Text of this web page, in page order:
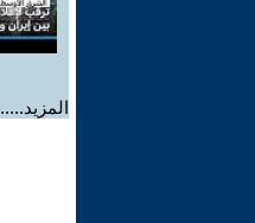
المزيد.....